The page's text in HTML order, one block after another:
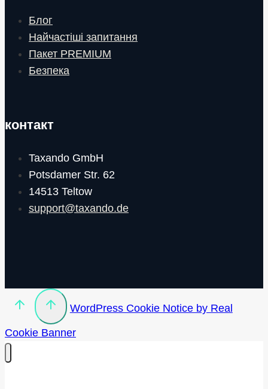
Блог
Найчастіші запитання
Пакет PREMIUM
Безпека
контакт
Taxando GmbH
Potsdamer Str. 62
14513 Teltow
support@taxando.de
WordPress Cookie Notice by Real
Cookie Banner